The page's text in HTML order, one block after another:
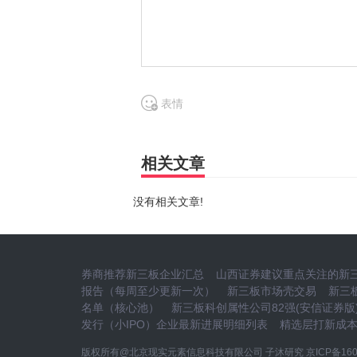
表情
相关文章
没有相关文章!
券商推荐新三板企业汇总
山西证券建议重点关注的新
报告（每周至少更新一次）
新三板市场壳交易
新三
名单（核心池）
新三板科创属性公司82强(安信证券
发行（小IPO）企业最新进展明细列表
精选层打新成
版权所有@北京现实元素信息科技有限公司 子沐研究 京ICP备